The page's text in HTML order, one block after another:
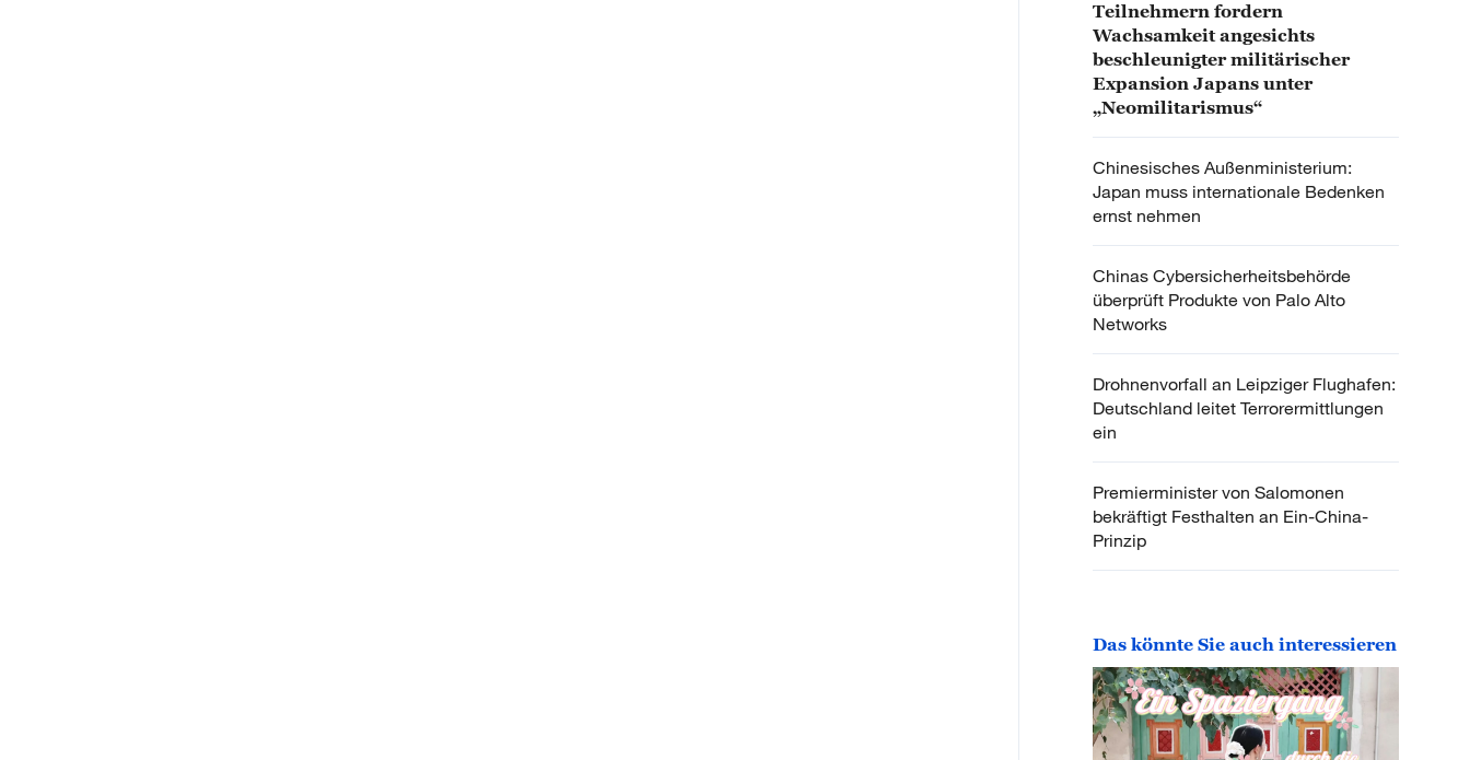
Teilnehmern fordern
Wachsamkeit angesichts
beschleunigter militärischer
Expansion Japans unter
„Neomilitarismus“
Chinesisches Außenministerium:
Japan muss internationale Bedenken
ernst nehmen
Chinas Cybersicherheitsbehörde
überprüft Produkte von Palo Alto
Networks
Drohnenvorfall an Leipziger Flughafen:
Deutschland leitet Terrorermittlungen
ein
Premierminister von Salomonen
bekräftigt Festhalten an Ein-China-
Prinzip
Das könnte Sie auch interessieren